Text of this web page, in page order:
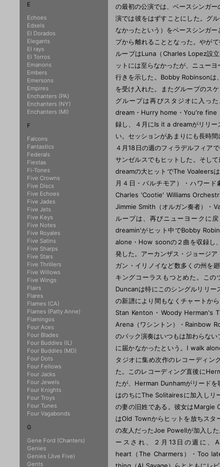
の最初の公演では、ベースシンガ
演では彼をはずすことにした。グ
なかったという）をベースシンガ
プから離れることとなった。やが
ループはLuna（Charles Lopez設
ットには至らなかったが、ニュー
行きを示した。Bobby Robinsonは
を受け入れた。またグループのス
グループは再びスタジオに入っ
dream・Hurry home・You're fine
録し、４月にIs it a dreamがリリ
い。セッションがあまりにも長時
４月18日の週のフィラデルフィア
サンゼルスでもヒットした。そし
dreamの大ヒットでThe Voaleers
月４日・バルチモア）・ハワー
Charles 'Cootie' Williams
Jimmie Smith（オルガン奏者）・
ループは、再びニューヨークに
dreamin'がヒット中でBobby
alone・How soonの２曲を収録し
発した。アーカンザス・ジョージ
ガン・イリノイなど数多くの州を
キングコーラスもつとめた。こ
Duncanは特にこのシングルリリ
の新譜により間もなくチャートか
Stan Kenton・Woody Herman's
Arena（ワシントン）・Rainbow
のバック演奏はいつもは加わらな
に届かなかったという。I walk
タジオに集め次作のレコーディ
た。このレコーディング直後に
たが、Herman Dunhamがリード
はのちにThe Solitairesに加入しリ
の妻の旧姓である。彼女はMargie
はOld Townからヒットを放ちス
の友人だったJoe Powellが加入し
ースされ、２月13日の週に、
heart（The Charmers）・Too
E
Echoes
Edsels
El Dorados
Elegants
El rays
El Torros
Emanons
Embers
Emersons
Empires
Enchanters (PA)
Enchanters (NY)
Enchanters (MI)
F
Falcons
Fantastics
Federals
Fiestas
Fi-Tones
Five Crowns
Five Discs
Five Echoes
Five Jades
Five Jets
Five Keys
Five Notes
Five Royales
Five Satins
Five Sharps
Five Stars
Five Thrillers
Five Willows
Five Wings
Flairs
Flares
Flames (CA)
Flames (Patty Anne)
Flamingos
Four Aces
Four Blades
Four Buddies (IL)
Four Buddies (MD)
Four Dots
Four Fellows
Four Jacks
Four Jewels
Four Knights
Four Troys
Four Tunes
Four Vagabonds
G
Gene Ford (Chanters)
Genies
Genies (Jive Five)
Gents